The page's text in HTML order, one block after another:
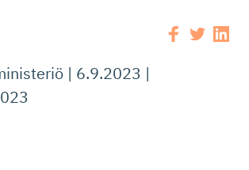
| 6.9.2023 |